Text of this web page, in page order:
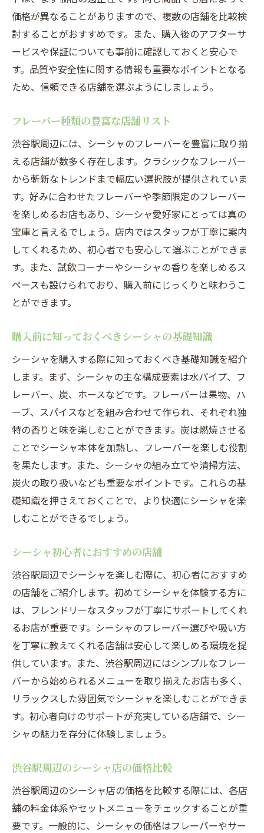
価格が異なることがありますので、複数の店舗を比較検
討することがおすすめです。また、購入後のアフターサ
ービスや保証についても事前に確認しておくと安心で
す。品質や安全性に関する情報も重要なポイントとなる
ため、信頼できる店舗を選ぶようにしましょう。
フレーバー種類の豊富な店舗リスト
渋谷駅周辺には、シーシャのフレーバーを豊富に取り揃
える店舗が数多く存在します。クラシックなフレーバー
から斬新なトレンドまで幅広い選択肢が提供されていま
す。好みに合わせたフレーバーや季節限定のフレーバー
を楽しめるお店もあり、シーシャ愛好家にとっては真の
宝庫と言えるでしょう。店内ではスタッフが丁寧に案内
してくれるため、初心者でも安心して選ぶことができま
す。また、試飲コーナーやシーシャの香りを楽しめるス
ペースも設けられており、購入前にじっくりと味わうこ
とができます。
購入前に知っておくべきシーシャの基礎知識
シーシャを購入する際に知っておくべき基礎知識を紹介
します。まず、シーシャの主な構成要素は水パイプ、フ
レーバー、炭、ホースなどです。フレーバーは果物、ハ
ーブ、スパイスなどを組み合わせて作られ、それぞれ独
特の香りと味を楽しむことができます。炭は燃焼させる
ことでシーシャ本体を加熱し、フレーバーを楽しむ役割
を果たします。また、シーシャの組み立てや清掃方法、
炭火の取り扱いなども重要なポイントです。これらの基
礎知識を押さえておくことで、より快適にシーシャを楽
しむことができるでしょう。
シーシャ初心者におすすめの店舗
渋谷駅周辺でシーシャを楽しむ際に、初心者におすすめ
の店舗をご紹介します。初めてシーシャを体験する方に
は、フレンドリーなスタッフが丁寧にサポートしてくれ
るお店が重要です。シーシャのフレーバー選びや吸い方
を丁寧に教えてくれる店舗は安心して楽しめる環境を提
供しています。また、渋谷駅周辺にはシンプルなフレー
バーから始められるメニューを取り揃えたお店も多く、
リラックスした雰囲気でシーシャを楽しむことができま
す。初心者向けのサポートが充実している店舗で、シー
シャの魅力を存分に体験しましょう。
渋谷駅周辺のシーシャ店の価格比較
渋谷駅周辺のシーシャ店の価格を比較する際には、各店
舗の料金体系やセットメニューをチェックすることが重
要です。一般的に、シーシャの価格はフレーバーやサー